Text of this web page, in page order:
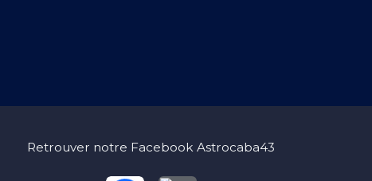
Retrouver notre Facebook Astrocaba43